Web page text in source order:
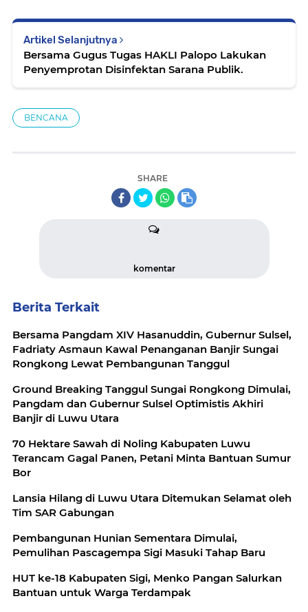
Artikel Selanjutnya
Bersama Gugus Tugas HAKLI Palopo Lakukan
Penyemprotan Disinfektan Sarana Publik.
BENCANA
SHARE
komentar
Berita Terkait
Bersama Pangdam XIV Hasanuddin, Gubernur Sulsel,
Fadriaty Asmaun Kawal Penanganan Banjir Sungai
Rongkong Lewat Pembangunan Tanggul
Ground Breaking Tanggul Sungai Rongkong Dimulai,
Pangdam dan Gubernur Sulsel Optimistis Akhiri
Banjir di Luwu Utara
70 Hektare Sawah di Noling Kabupaten Luwu
Terancam Gagal Panen, Petani Minta Bantuan Sumur
Bor
Lansia Hilang di Luwu Utara Ditemukan Selamat oleh
Tim SAR Gabungan
Pembangunan Hunian Sementara Dimulai,
Pemulihan Pascagempa Sigi Masuki Tahap Baru
HUT ke-18 Kabupaten Sigi, Menko Pangan Salurkan
Bantuan untuk Warga Terdampak